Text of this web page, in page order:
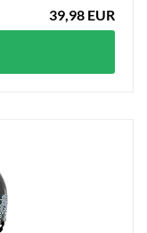
39,98 EUR